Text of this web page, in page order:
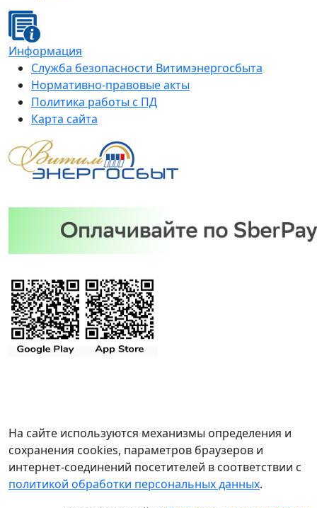
Информация
Служба безопасности Витимэнергосбыта
Нормативно-правовые акты
Политика работы с ПД
Карта сайта
На сайте используются механизмы определения и
сохранения cookies, параметров браузеров и
интернет-соединений посетителей в соответствии с
политикой обработки персональных данных.